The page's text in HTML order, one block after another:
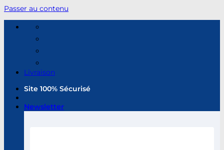
Passer au contenu
Livraison
Site 100% Sécurisé
Newsletter